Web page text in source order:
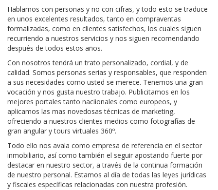
Hablamos con personas y no con cifras, y todo esto se traduce
en unos excelentes resultados, tanto en compraventas
formalizadas, como en clientes satisfechos, los cuales siguen
recurriendo a nuestros servicios y nos siguen recomendando
después de todos estos años.
Con nosotros tendrá un trato personalizado, cordial, y de
calidad. Somos personas serias y responsables, que responden
a sus necesidades como usted se merece. Tenemos una gran
vocación y nos gusta nuestro trabajo. Publicitamos en los
mejores portales tanto naciionales como europeos, y
aplicamos las mas novedosas técnicas de marketing,
ofreciendo a nuestros clientes medios como fotografías de
gran angular y tours virtuales 360º.
Todo ello nos avala como empresa de referencia en el sector
inmobiliario, así como también el seguir apostando fuerte por
destacar en nuestro sector, a través de la continua formación
de nuestro personal. Estamos al día de todas las leyes jurídicas
y fiscales específicas relacionadas con nuestra profesión.